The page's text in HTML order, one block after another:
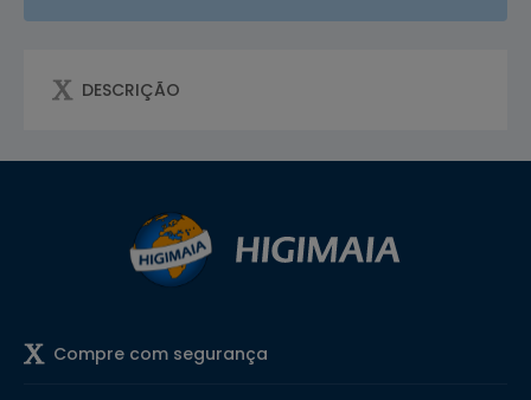
DESCRIÇÃO
Compre com segurança